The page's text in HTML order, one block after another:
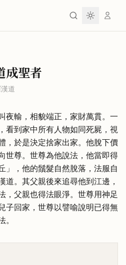
成聖者
道
夜輸，相貌端正，家財萬貫。一
看到家中所有人物如同死屍，視
，於是決定捨家出家。他脫下價
世尊。世尊為他說法，他當即得
」，他的鬚髮自然脫落，法服自
道。其父親後來追尋他到江邊，
，父親也得法眼淨。世尊用神足
子回家，世尊以譬喻說明已得無